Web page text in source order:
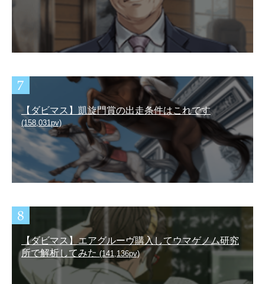
【ダビマス】凱旋門賞の出走条件はこれです
(158,031pv)
【ダビマス】エアグルーヴ購入してウマゲノム研究
所で解析してみた (141,136pv)